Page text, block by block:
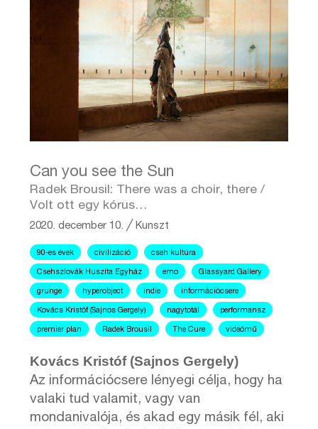
Can you see the Sun
Radek Brousil: There was a choir, there /
Volt ott egy kórus…
2020. december 10. ╱Kunszt
90-es évek civilizáció cseh kultúra
Csehszlovák Huszita Egyház emo Glassyard Gallery
grunge hyperobject indie információcsere
Kovács Kristóf (Sajnos Gergely) nagytotál performansz
premier plan Radek Brousil The Cure videómű
Kovács Kristóf (Sajnos Gergely)
Az információcsere lényegi célja, hogy ha
valaki tud valamit, vagy van
mondanivalója, és akad egy másik fél, aki